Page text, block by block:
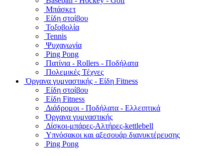
Μπάσκετ
Είδη στοίβου
Τοξοβολία
Tennis
Ψυχαγωγία
Ping Pong
Πατίνια - Rollers - Ποδήλατα
Πολεμικές Τέχνες
Όργανα γυμναστικής - Είδη Fitness
Είδη στοίβου
Είδη Fitness
Διάδρομοι - Ποδήλατα - Ελλειπτικά
Όργανα γυμναστικής
Δίσκοι-μπάρες-Αλτήρες-kettlebell
Υπνόσακοι και αξεσουάρ διανυκτέρευσης
Ping Pong